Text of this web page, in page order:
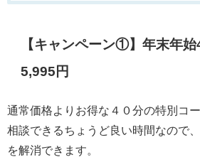
【キャンペーン①】年末年
5,995円
通常価格よりお得な４０分の特別コ
相談できるちょうど良い時間なので
を解消できます。